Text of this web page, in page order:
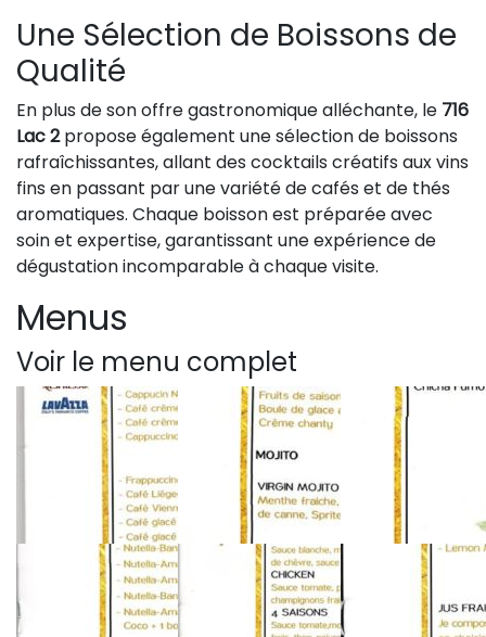
Une Sélection de Boissons de
Qualité
En plus de son offre gastronomique alléchante, le 716
Lac 2propose également une sélection de boissons
rafraîchissantes, allant des cocktails créatifs aux vins
fins en passant par une variété de cafés et de thés
aromatiques. Chaque boisson est préparée avec
soin et expertise, garantissant une expérience de
dégustation incomparable à chaque visite.
Menus
Voir le menu complet